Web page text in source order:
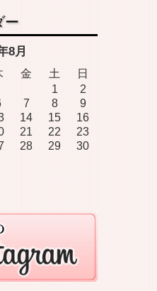
ー
8月
金 土
日
1
2
7 8
9
14 15
16
21 22
23
28 29
30